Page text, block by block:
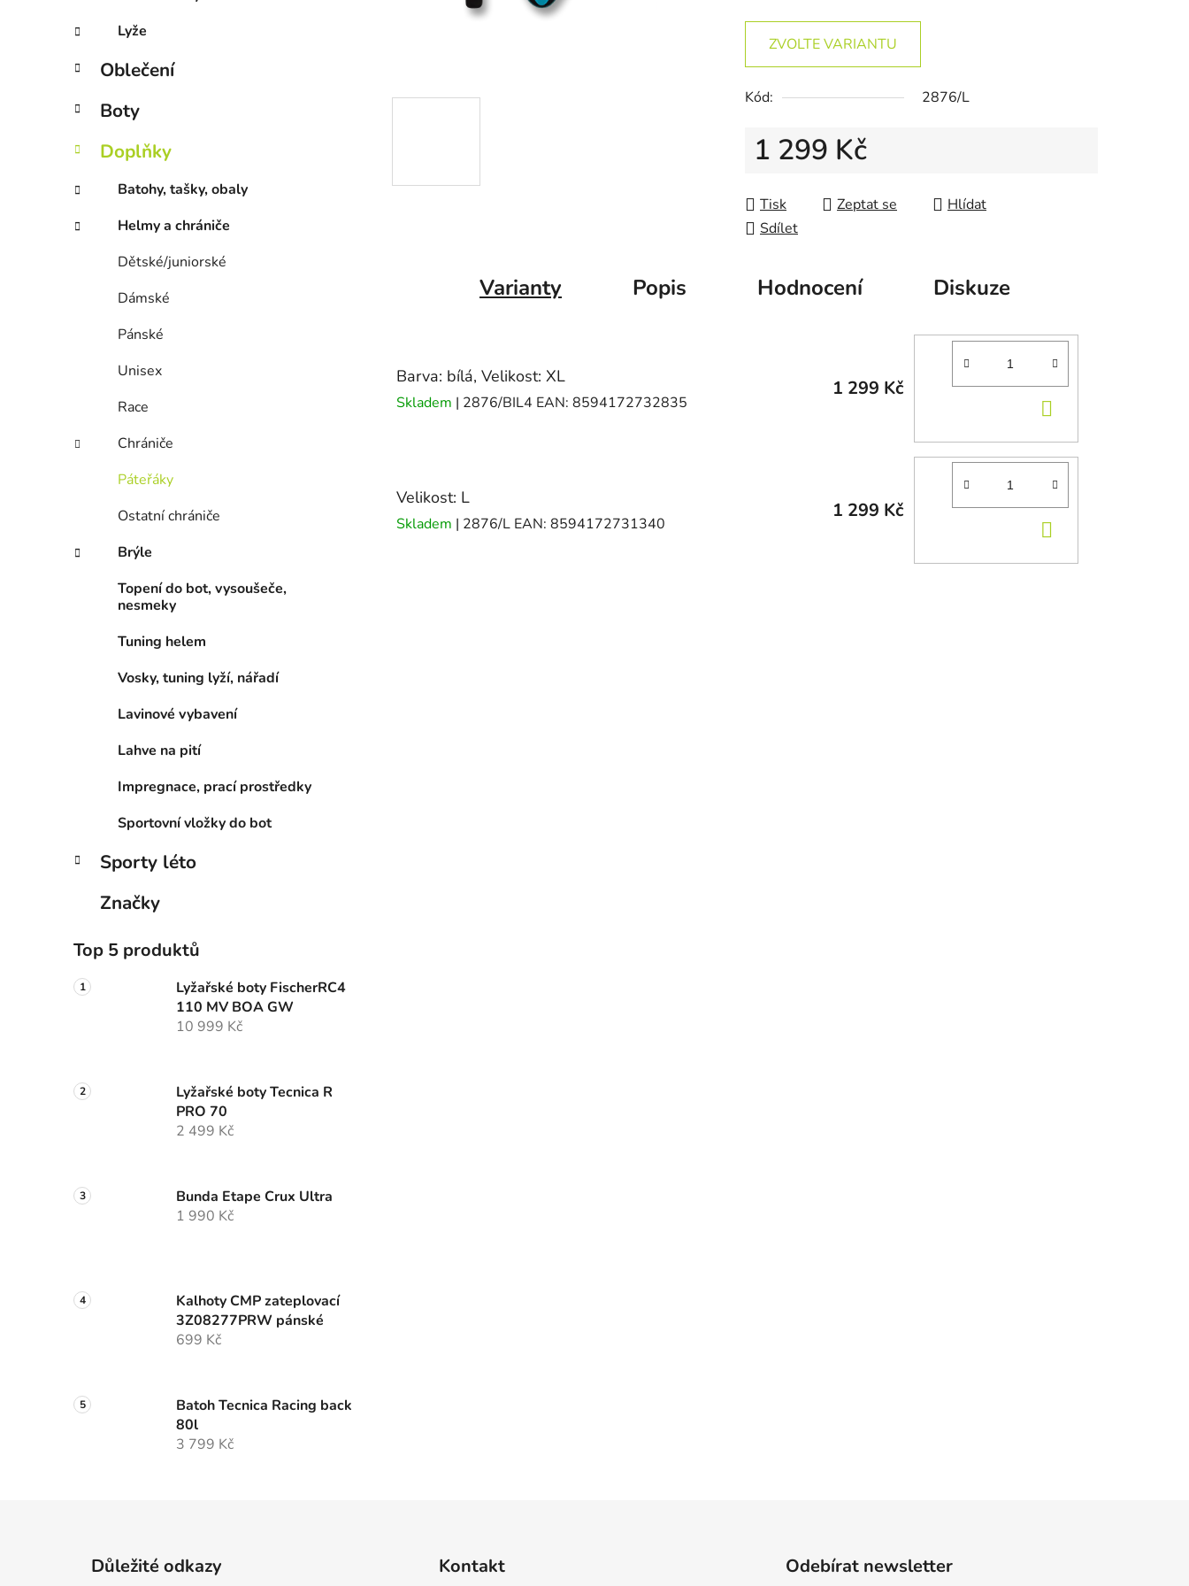
Lyže
Oblečení
Boty
Doplňky
Batohy, tašky, obaly
Helmy a chrániče
Dětské/juniorské
Dámské
Pánské
Unisex
Race
Chrániče
Páteřáky
Ostatní chrániče
Brýle
Topení do bot, vysoušeče,
nesmeky
Tuning helem
Vosky, tuning lyží, nářadí
Lavinové vybavení
Lahve na pití
Impregnace, prací prostředky
Sportovní vložky do bot
Sporty léto
Značky
Top 5 produktů
Lyžařské boty FischerRC4
110 MV BOA GW
10 999 Kč
Lyžařské boty Tecnica R
PRO 70
2 499 Kč
Bunda Etape Crux Ultra
1 990 Kč
Kalhoty CMP zateplovací
3Z08277PRW pánské
699 Kč
Batoh Tecnica Racing back
80l
3 799 Kč
ZVOLTE VARIANTU
Kód: 2876/L
1 299 Kč
Tisk
Zeptat se
Hlídat
Sdílet
Varianty Popis Hodnocení Diskuze
Barva: bílá, Velikost: XL
Skladem | 2876/BIL4 EAN: 8594172732835
1 299 Kč
Velikost: L
Skladem | 2876/L EAN: 8594172731340
1 299 Kč
Důležité odkazy Kontakt Odebírat newsletter